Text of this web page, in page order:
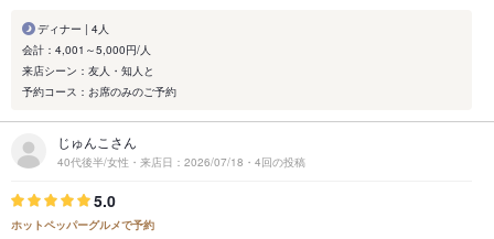
ディナー | 4人
会計：4,001～5,000円/人
来店シーン：友人・知人と
予約コース：お席のみのご予約
じゅんこさん
40代後半/女性・来店日：2026/07/18・4回の投稿
5.0
ホットペッパーグルメで予約